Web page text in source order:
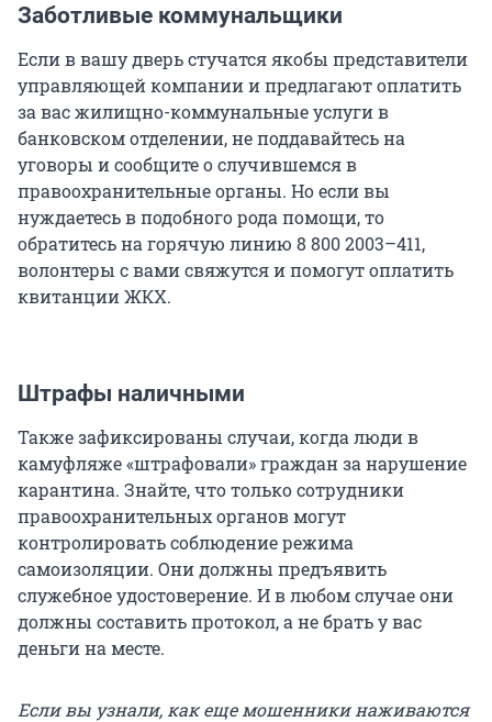
Заботливые коммунальщики
Если в вашу дверь стучатся якобы представители
управляющей компании и предлагают оплатить
за вас жилищно-коммунальные услуги в
банковском отделении, не поддавайтесь на
уговоры и сообщите о случившемся в
правоохранительные органы. Но если вы
нуждаетесь в подобного рода помощи, то
обратитесь на горячую линию 8 800 2003–411,
волонтеры с вами свяжутся и помогут оплатить
квитанции ЖКХ.
Штрафы наличными
Также зафиксированы случаи, когда люди в
камуфляже «штрафовали» граждан за нарушение
карантина. Знайте, что только сотрудники
правоохранительных органов могут
контролировать соблюдение режима
самоизоляции. Они должны предъявить
служебное удостоверение. И в любом случае они
должны составить протокол, а не брать у вас
деньги на месте.
Если вы узнали, как еще мошенники наживаются